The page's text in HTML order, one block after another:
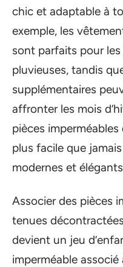
chic et adaptable à
exemple, les
sont parfaits pour
pluvieuses, tandis
supplémentaires
affronter les mois
pièces
plus facile que
modernes et
Associer des pièces
tenues
devient un jeu
imperméable